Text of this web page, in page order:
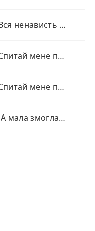
Віталій Орловський - Вся ненависть світу
Віталій Орловський - Спитай мене про біль
Віталій Орловський - Спитай мене про біль
Віталій Козловський - А мала змогла, підфарбувала губи і пішла